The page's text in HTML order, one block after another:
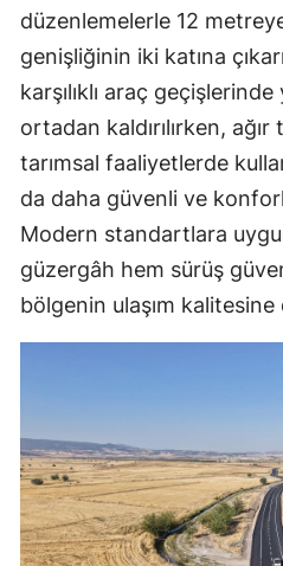
düzenlemelerle 12 metreye
genişliğinin iki katına
karşılıklı araç
ortadan kaldırılırken,
tarımsal faaliyetlerde
da daha güvenli ve
Modern standartlara
güzergâh hem sürüş
bölgenin ulaşım kalitesine